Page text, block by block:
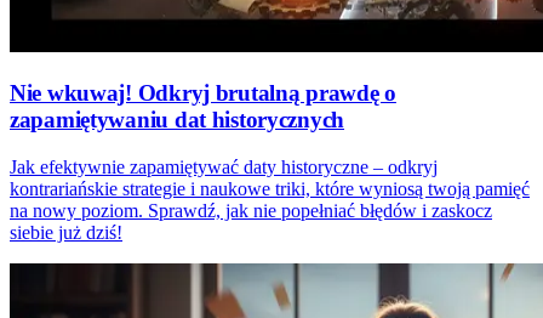
Nie wkuwaj! Odkryj brutalną prawdę o
zapamiętywaniu dat historycznych
Jak efektywnie zapamiętywać daty historyczne – odkryj
kontrariańskie strategie i naukowe triki, które wyniosą twoją pamięć
na nowy poziom. Sprawdź, jak nie popełniać błędów i zaskocz
siebie już dziś!